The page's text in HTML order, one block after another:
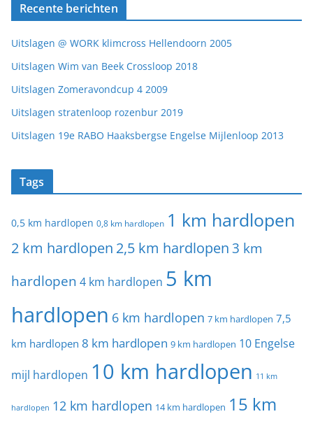
Recente berichten
Uitslagen @ WORK klimcross Hellendoorn 2005
Uitslagen Wim van Beek Crossloop 2018
Uitslagen Zomeravondcup 4 2009
Uitslagen stratenloop rozenbur 2019
Uitslagen 19e RABO Haaksbergse Engelse Mijlenloop 2013
Tags
0,5 km hardlopen 0,8 km hardlopen 1 km hardlopen
2 km hardlopen 2,5 km hardlopen 3 km
hardlopen 4 km hardlopen 5 km
hardlopen 6 km hardlopen 7 km hardlopen 7,5
km hardlopen 8 km hardlopen 9 km hardlopen 10 Engelse
mijl hardlopen 10 km hardlopen 11 km
hardlopen 12 km hardlopen 14 km hardlopen 15 km